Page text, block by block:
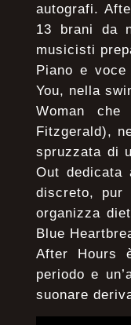
autografi.
13 brani da
musicisti
Piano e
You, nella
Woman
Fitzgerald),
spruzzata di
Out dedicata
discreto, pur
organizza
Blue
After Hours
periodo e
suonare